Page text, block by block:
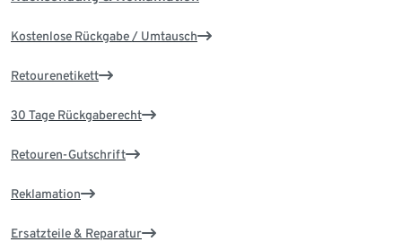
Kostenlose Rückgabe / Umtausch
Retourenetikett
30 Tage Rückgaberecht
Retouren-Gutschrift
Reklamation
Ersatzteile & Reparatur